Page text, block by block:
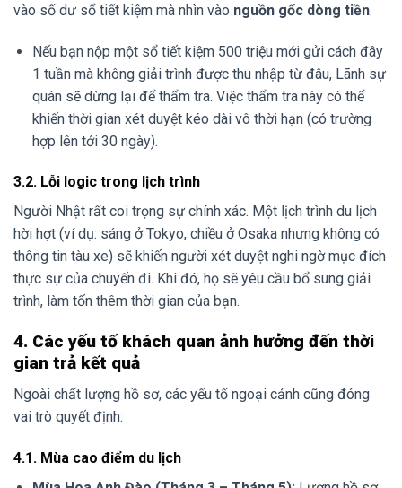
vào số dư sổ tiết kiệm mà nhìn vào nguồn gốc dòng tiền.
Nếu bạn nộp một sổ tiết kiệm 500 triệu mới gửi cách đây
1 tuần mà không giải trình được thu nhập từ đâu, Lãnh sự
quán sẽ dừng lại để thẩm tra. Việc thẩm tra này có thể
khiến thời gian xét duyệt kéo dài vô thời hạn (có trường
hợp lên tới 30 ngày).
3.2. Lỗi logic trong lịch trình
Người Nhật rất coi trọng sự chính xác. Một lịch trình du lịch
hời hợt (ví dụ: sáng ở Tokyo, chiều ở Osaka nhưng không có
thông tin tàu xe) sẽ khiến người xét duyệt nghi ngờ mục đích
thực sự của chuyến đi. Khi đó, họ sẽ yêu cầu bổ sung giải
trình, làm tốn thêm thời gian của bạn.
4. Các yếu tố khách quan ảnh hưởng đến thời
gian trả kết quả
Ngoài chất lượng hồ sơ, các yếu tố ngoại cảnh cũng đóng
vai trò quyết định:
4.1. Mùa cao điểm du lịch